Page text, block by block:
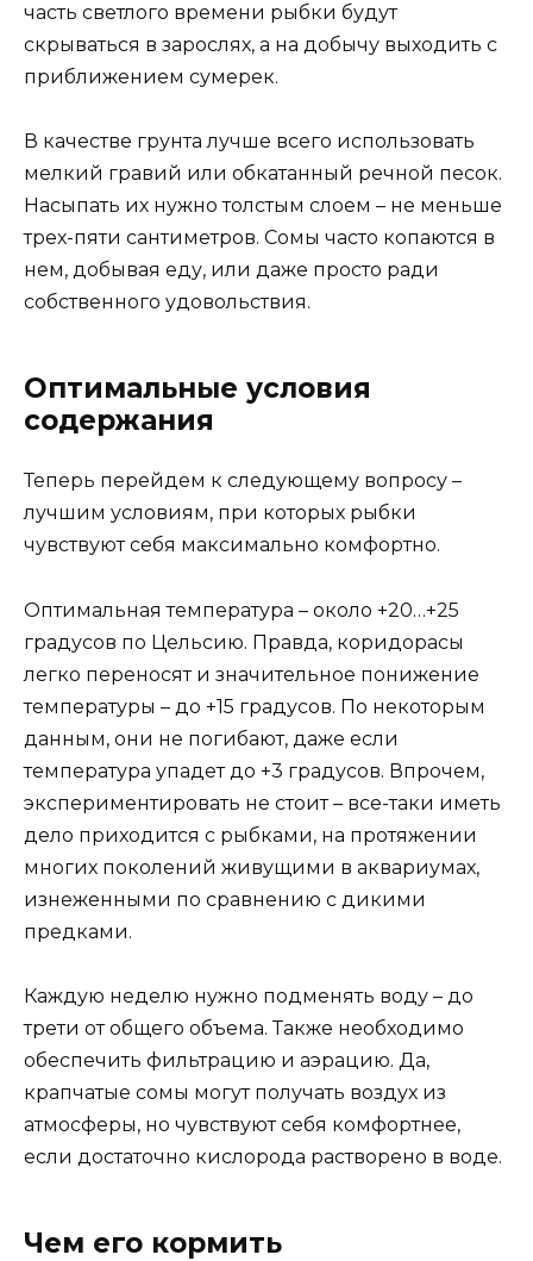
часть светлого времени рыбки будут
скрываться в зарослях, а на добычу выходить с
приближением сумерек.
В качестве грунта лучше всего использовать
мелкий гравий или обкатанный речной песок.
Насыпать их нужно толстым слоем – не меньше
трех-пяти сантиметров. Сомы часто копаются в
нем, добывая еду, или даже просто ради
собственного удовольствия.
Оптимальные условия
содержания
Теперь перейдем к следующему вопросу –
лучшим условиям, при которых рыбки
чувствуют себя максимально комфортно.
Оптимальная температура – около +20…+25
градусов по Цельсию. Правда, коридорасы
легко переносят и значительное понижение
температуры – до +15 градусов. По некоторым
данным, они не погибают, даже если
температура упадет до +3 градусов. Впрочем,
экспериментировать не стоит – все-таки иметь
дело приходится с рыбками, на протяжении
многих поколений живущими в аквариумах,
изнеженными по сравнению с дикими
предками.
Каждую неделю нужно подменять воду – до
трети от общего объема. Также необходимо
обеспечить фильтрацию и аэрацию. Да,
крапчатые сомы могут получать воздух из
атмосферы, но чувствуют себя комфортнее,
если достаточно кислорода растворено в воде.
Чем его кормить